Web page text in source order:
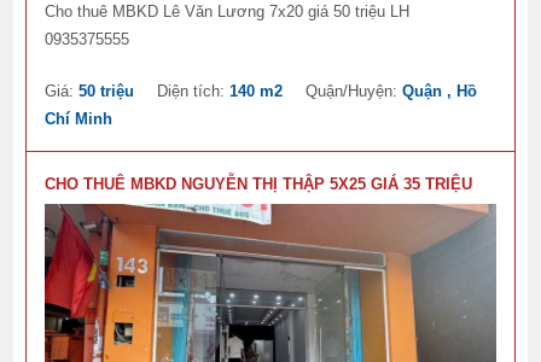
Cho thuê MBKD Lê Văn Lương 7x20 giá 50 triệu LH
0935375555
Giá:50 triệu Diện tích:140 m2 Quận/Huyện:Quận , Hồ
Chí Minh
CHO THUÊ MBKD NGUYỄN THỊ THẬP 5X25 GIÁ 35 TRIỆU